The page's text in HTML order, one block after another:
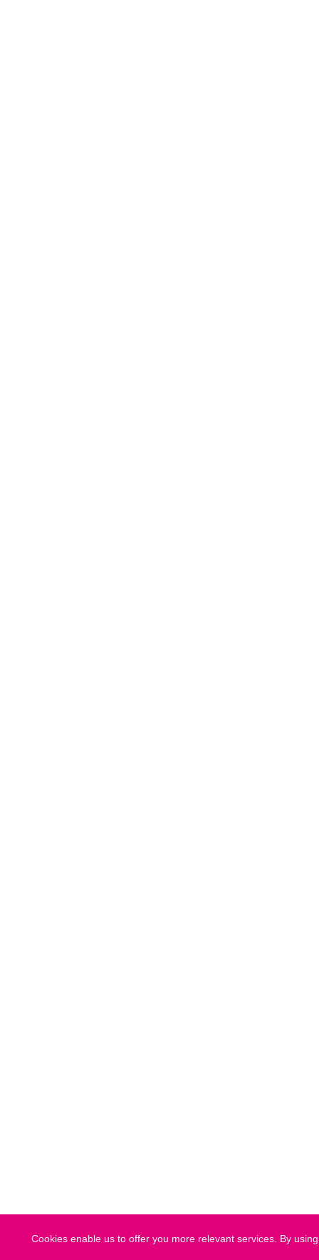
Cookies enable us to offer you more relevant services. By